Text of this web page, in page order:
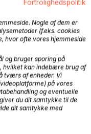
får ansvaret for
bank, som blev
på ansatte og Pia
møder hun en en
Fortrolighedspolitik
Nogle af dem er
(f.eks. cookies
hvor ofte vores hjemmeside
og bruger sporing på
hvilket kan indebære brug af
tværs af enheder. Vi
på vores
og eventuelle
du dit samtykke til de
dit samtykke med